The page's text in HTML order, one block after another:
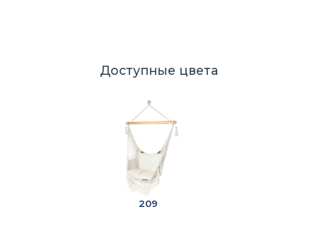
Доступные цвета
209